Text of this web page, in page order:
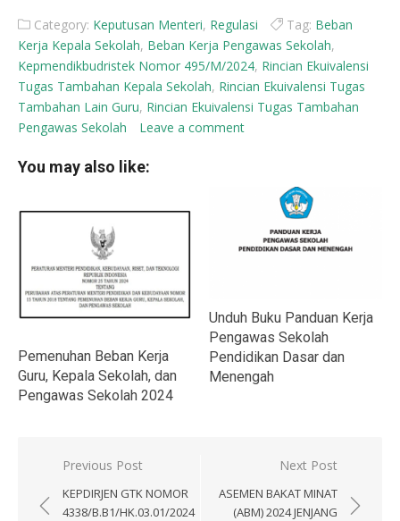
Category: Keputusan Menteri, Regulasi Tag: Beban
Kerja Kepala Sekolah, Beban Kerja Pengawas Sekolah,
Kepmendikbudristek Nomor 495/M/2024, Rincian Ekuivalensi
Tugas Tambahan Kepala Sekolah, Rincian Ekuivalensi Tugas
Tambahan Lain Guru, Rincian Ekuivalensi Tugas Tambahan
Pengawas Sekolah
Leave a comment
You may also like:
Pemenuhan Beban Kerja
Guru, Kepala Sekolah, dan
Pengawas Sekolah 2024
Unduh Buku Panduan Kerja
Pengawas Sekolah
Pendidikan Dasar dan
Menengah
Navigasi
pos
Previous Post
KEPDIRJEN GTK NOMOR
4338/B.B1/HK.03.01/2024
Next Post
ASEMEN BAKAT MINAT
(ABM) 2024 JENJANG